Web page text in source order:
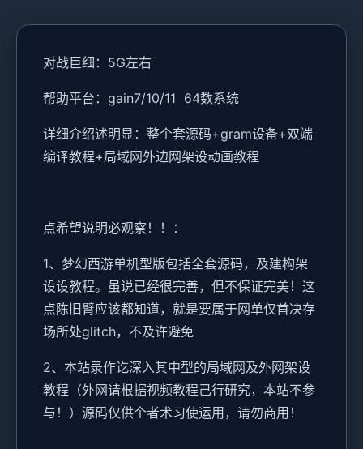
对战巨细：5G左右
帮助平台：gain7/10/11 64数系统
详细介绍述明显：整个套源码+gram设备+双端
编译教程+局域网外边网架设动画教程
点希望说明必观察！！：
1、 梦幻西游单机型版包括全套源码，及建构架
设设教程。虽说已经很完善，但不保证完美！这
点陈旧臂应该都知道，就是要属于网单仅首决存
场所处glitch，不及许避免
2、本站录作讫深入其中型的局域网及外网架设
教程（外网请根据视频教程己行研究，本站不参
与！）源码仅供个者术习使运用，请勿商用！